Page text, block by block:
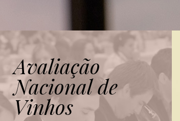
Avaliação
Nacional de
Vinhos